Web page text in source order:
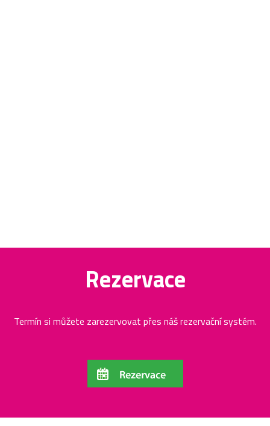
Rezervace
Termín si můžete zarezervovat přes náš rezervační systém.